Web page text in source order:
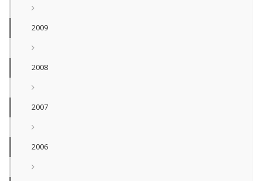
2009
2008
2007
2006